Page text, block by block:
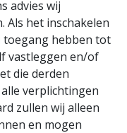
advies wij
Als het inschakelen
toegang hebben tot
vastleggen en/of
die derden
verplichtingen
zullen wij alleen
en mogen